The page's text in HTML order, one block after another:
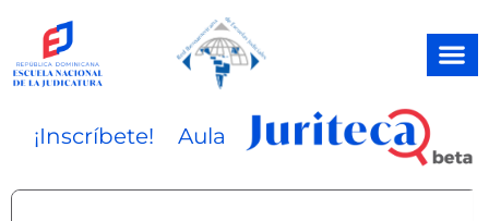
contenido
¡Inscríbete! Aula
Search